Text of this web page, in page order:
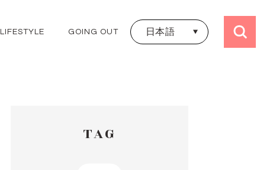
LIFESTYLE GOING OUT
TAIWAN
日本語
TAG